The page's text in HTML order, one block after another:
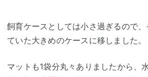
飼育ケースとしては小さ過ぎるので
ていた大きめのケースに移しました。
マットも1袋分丸々ありましたから、